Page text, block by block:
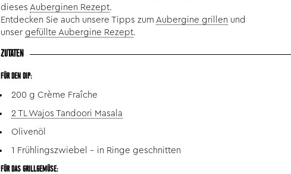
dieses Auberginen Rezept.
Entdecken Sie auch unsere Tipps zum Aubergine grillen und
unser gefüllte Aubergine Rezept.
ZUTATEN
FÜR DEN DIP:
200 g Crème Fraîche
2 TL Wajos Tandoori Masala
Olivenöl
1 Frühlingszwiebel – in Ringe geschnitten
FÜR DAS GRILLGEMÜSE: